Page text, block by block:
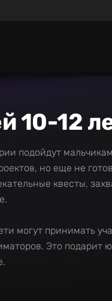
10-12
подойдут
но еще не
квесты,
могут принимать
Это подарит